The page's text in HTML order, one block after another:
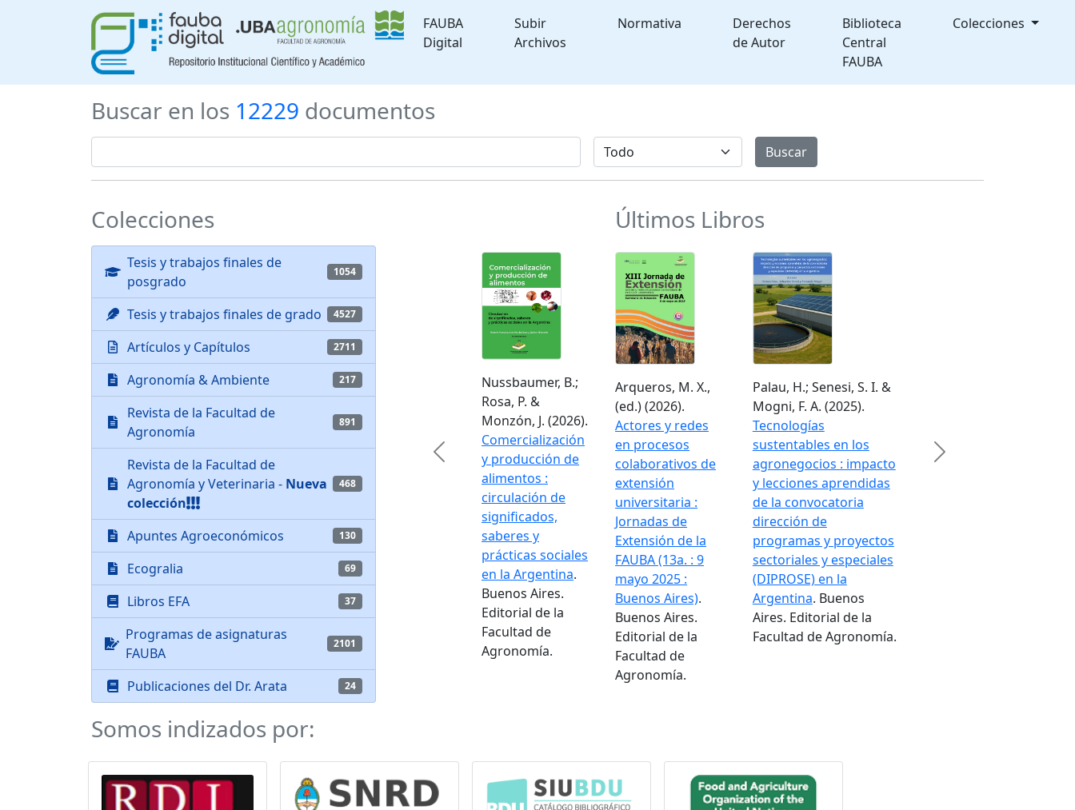
FAUBA
Digital
Subir
Archivos
Normativa
Derechos
de Autor
Biblioteca
Central
FAUBA
Colecciones
Buscar en los 12229 documentos
Colecciones
Tesis y trabajos finales de
posgrado
1054
Tesis y trabajos finales de grado 4527
Artículos y Capítulos 2711
Agronomía & Ambiente 217
Revista de la Facultad de
Agronomía
891
Revista de la Facultad de
Agronomía y Veterinaria - Nueva
colección
468
Apuntes Agroeconómicos 130
Ecogralia 69
Libros EFA 37
Programas de asignaturas
FAUBA
2101
Publicaciones del Dr. Arata 24
Últimos Libros
Nussbaumer, B.;
Rosa, P. &
Monzón, J. (2026).
Comercialización
y producción de
alimentos :
circulación de
significados,
saberes y
prácticas sociales
en la Argentina.
Buenos Aires.
Editorial de la
Facultad de
Agronomía.
Arqueros, M. X.,
(ed.) (2026).
Actores y redes
en procesos
colaborativos de
extensión
universitaria :
Jornadas de
Extensión de la
FAUBA (13a. : 9
mayo 2025 :
Buenos Aires).
Buenos Aires.
Editorial de la
Facultad de
Agronomía.
Palau, H.; Senesi, S. I. &
Mogni, F. A. (2025).
Tecnologías
sustentables en los
agronegocios : impacto
y lecciones aprendidas
de la convocatoria
dirección de
programas y proyectos
sectoriales y especiales
(DIPROSE) en la
Argentina. Buenos
Aires. Editorial de la
Facultad de Agronomía.
Previous Next
Somos indizados por: